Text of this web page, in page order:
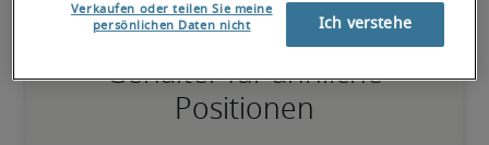
Gehälter für ähnliche
Positionen
Verkaufen oder teilen Sie meine
persönlichen Daten nicht
Ich verstehe